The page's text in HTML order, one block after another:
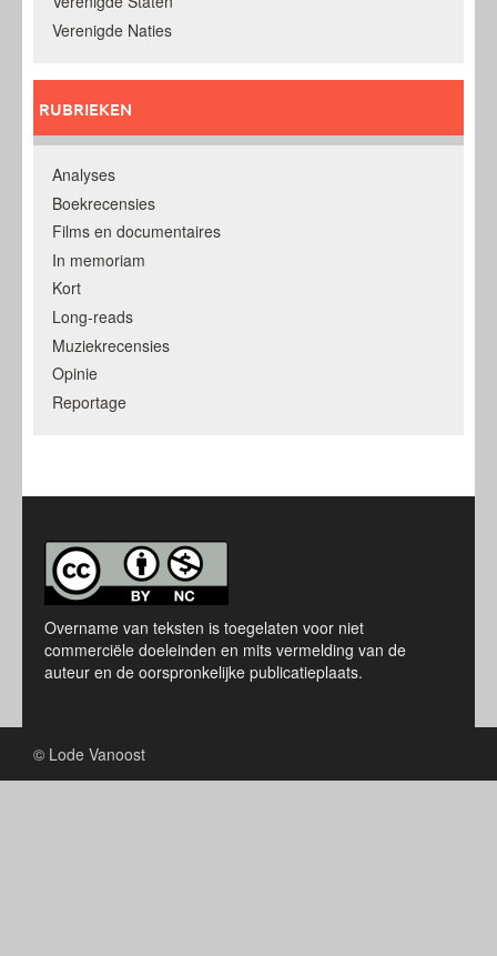
Verenigde Naties
RUBRIEKEN
Analyses
Boekrecensies
Films en documentaires
In memoriam
Kort
Long-reads
Muziekrecensies
Opinie
Reportage
Overname van teksten is toegelaten voor niet
commerciële doeleinden en mits vermelding van de
auteur en de oorspronkelijke publicatieplaats.
© Lode Vanoost